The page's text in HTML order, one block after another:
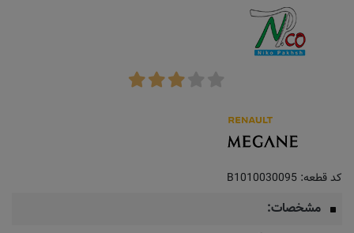
کد قطعه: B1010030095
مشخصات: